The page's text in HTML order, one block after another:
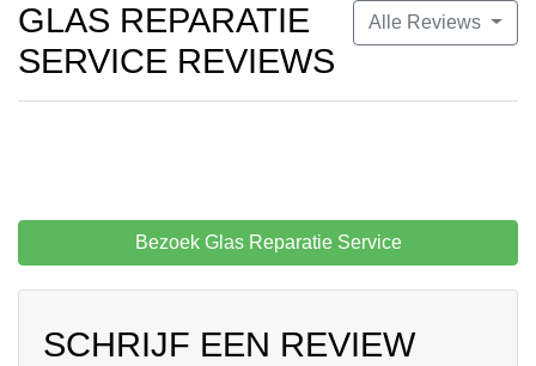
Alle Reviews
GLAS REPARATIE
SERVICE REVIEWS
Bezoek Glas Reparatie Service
SCHRIJF EEN REVIEW